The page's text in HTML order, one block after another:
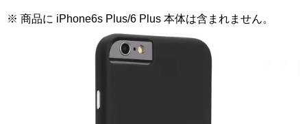
※ 商品に iPhone6s Plus/6 Plus 本体は含まれません。